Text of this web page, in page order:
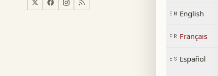
Monde
EN English
FR Français
ES Español